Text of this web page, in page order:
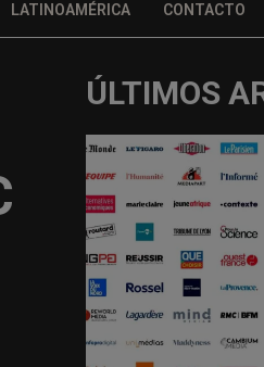
LATINOAMÉRICA CONTACTO
ÚLTIMOS